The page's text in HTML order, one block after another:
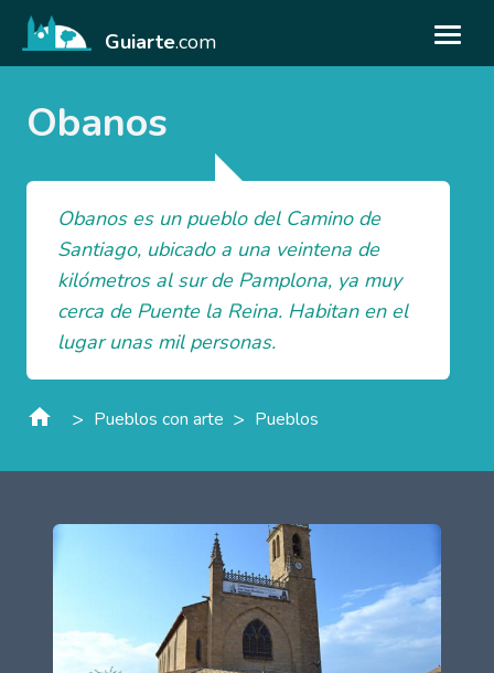
Guiarte.com
Obanos
Obanos es un pueblo del Camino de
Santiago, ubicado a una veintena de
kilómetros al sur de Pamplona, ya muy
cerca de Puente la Reina. Habitan en el
lugar unas mil personas.
> Pueblos con arte > Pueblos